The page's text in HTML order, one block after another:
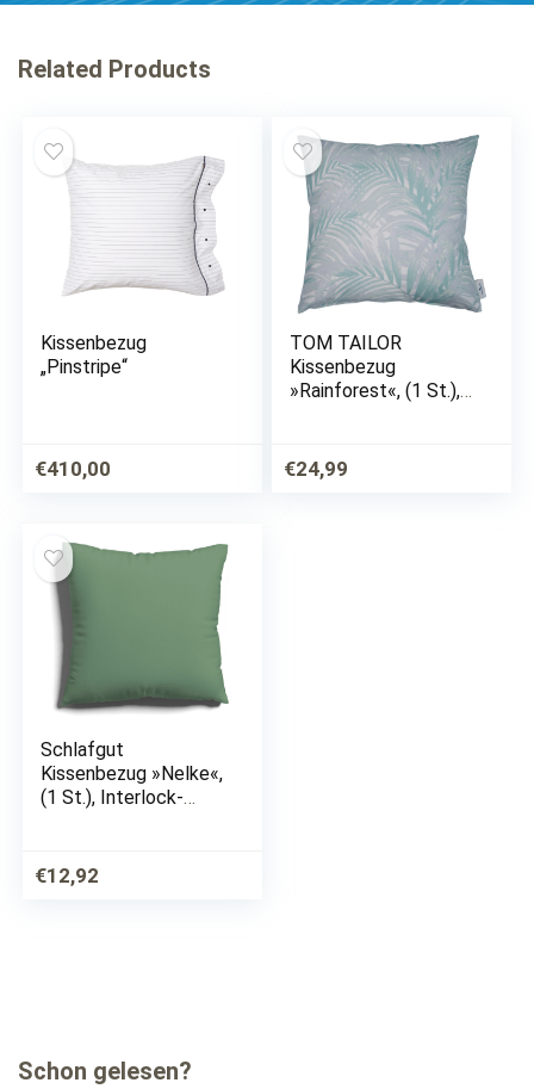
Related Products
Kissenbezug
„Pinstripe“
€410,00
TOM TAILOR
Kissenbezug
»Rainforest«, (1 St.),
€24,99
Schlafgut
Kissenbezug »Nelke«,
(1 St.), Interlock-
€12,92
Schon gelesen?